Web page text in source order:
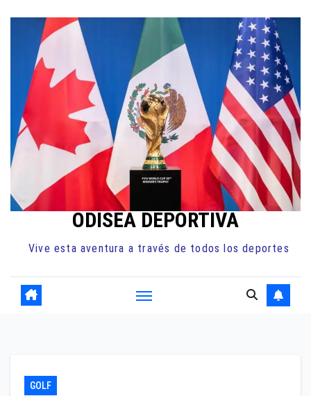
contenido
ODISEA DEPORTIVA
Vive esta aventura a través de todos los deportes
GOLF